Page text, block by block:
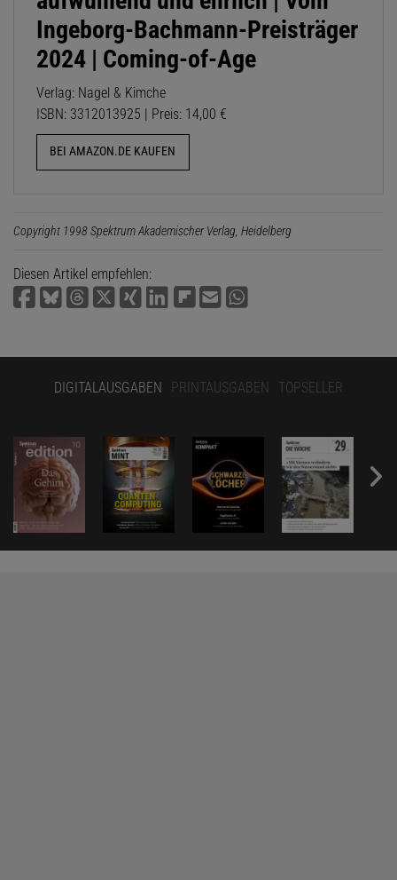
Ingeborg-Bachmann-Preisträger
2024 | Coming-of-Age
Verlag: Nagel & Kimche
ISBN: 3312013925 | Preis: 14,00 €
BEI AMAZON.DE KAUFEN
Copyright 1998 Spektrum Akademischer Verlag, Heidelberg
Diesen Artikel empfehlen:
DIGITALAUSGABEN PRINTAUSGABEN TOPSELLER